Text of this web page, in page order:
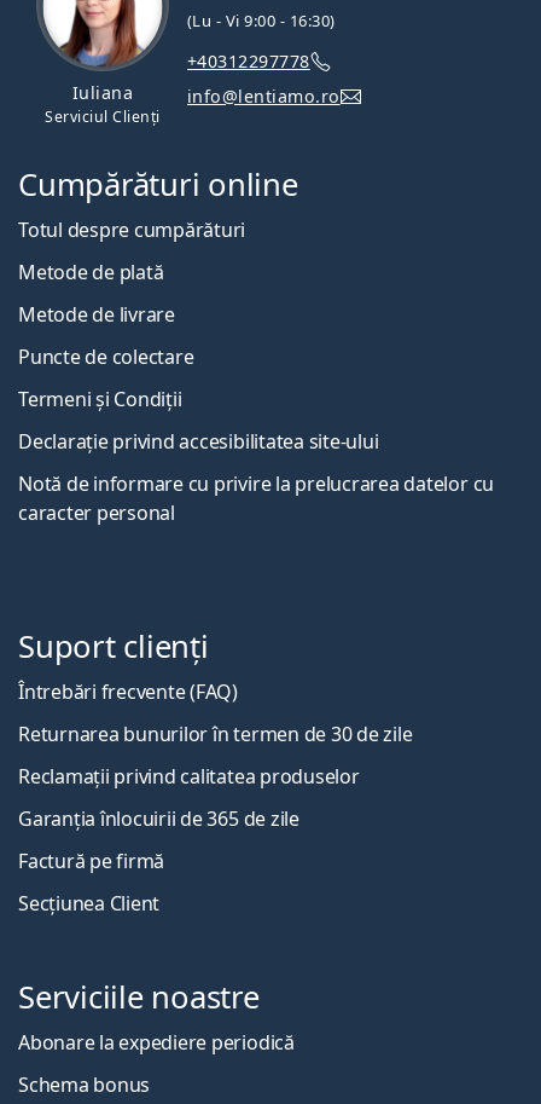
Iuliana
Serviciul Clienți
(Lu - Vi 9:00 - 16:30)
+40312297778
info@lentiamo.ro
Cumpărături online
Totul despre cumpărături
Metode de plată
Metode de livrare
Puncte de colectare
Termeni și Condiții
Declarație privind accesibilitatea site-ului
Notă de informare cu privire la prelucrarea datelor cu
caracter personal
Suport clienți
Întrebări frecvente (FAQ)
Returnarea bunurilor în termen de 30 de zile
Reclamații privind calitatea produselor
Garanția înlocuirii de 365 de zile
Factură pe firmă
Secțiunea Client
Serviciile noastre
Abonare la expediere periodică
Schema bonus